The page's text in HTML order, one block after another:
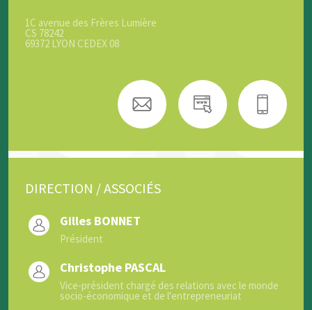
1C avenue des Frères Lumière
CS 78242
69372 LYON CEDEX 08
DIRECTION / ASSOCIÉS
Gilles BONNET
Président
Christophe PASCAL
Vice-président chargé des relations avec le monde
socio-économique et de l'entrepreneuriat